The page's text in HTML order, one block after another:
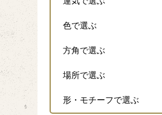
色で選ぶ
方角で選ぶ
場所で選ぶ
形・モチーフで選ぶ